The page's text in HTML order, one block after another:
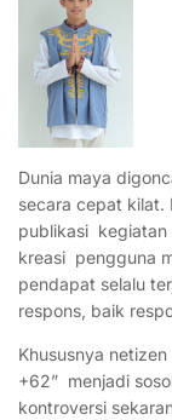
Dunia maya
secara cepat kilat.
publikasi kegiatan
kreasi pengguna
pendapat selalu
respons, baik
Khususnya
+62” menjadi
kontroversi